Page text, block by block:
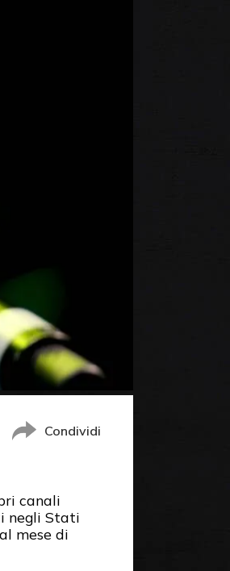
Condividi
canali
negli Stati
mese di